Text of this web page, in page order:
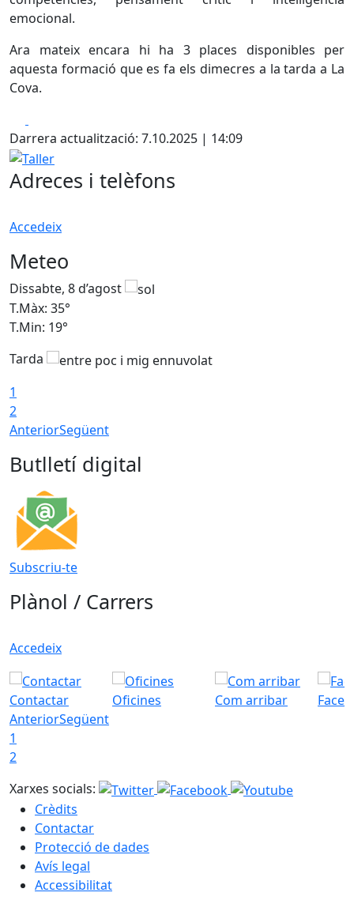
emocional.
Ara mateix encara hi ha 3 places disponibles per
aquesta formació que es fa els dimecres a la tarda a La
Cova.
Darrera actualització: 7.10.2025 | 14:09
Taller
Adreces i telèfons
Accedeix
Meteo
Dissabte, 8 d’agost
T.Màx: 35°
T.Min: 19°
Tarda
1
2
AnteriorSegüent
Butlletí digital
Subscriu-te
Plànol / Carrers
Accedeix
Contactar Oficines Com arribar
AnteriorSegüent
1
2
Xarxes socials:
Crèdits
Contactar
Protecció de dades
Avís legal
Accessibilitat